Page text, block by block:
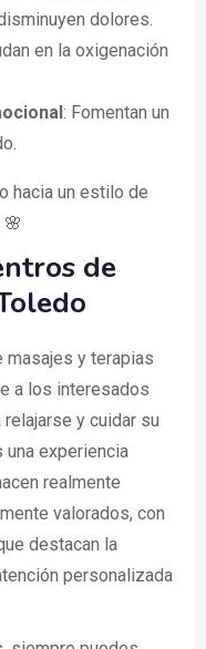
dolores.
en la oxigenación
: Fomentan un
hacia un estilo de
de
masajes y terapias
a los interesados
y cuidar su
una experiencia
realmente
valorados, con
destacan la
personalizada